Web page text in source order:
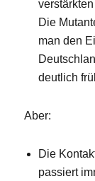
Die
man den
deutlich
Aber:
Die
passiert